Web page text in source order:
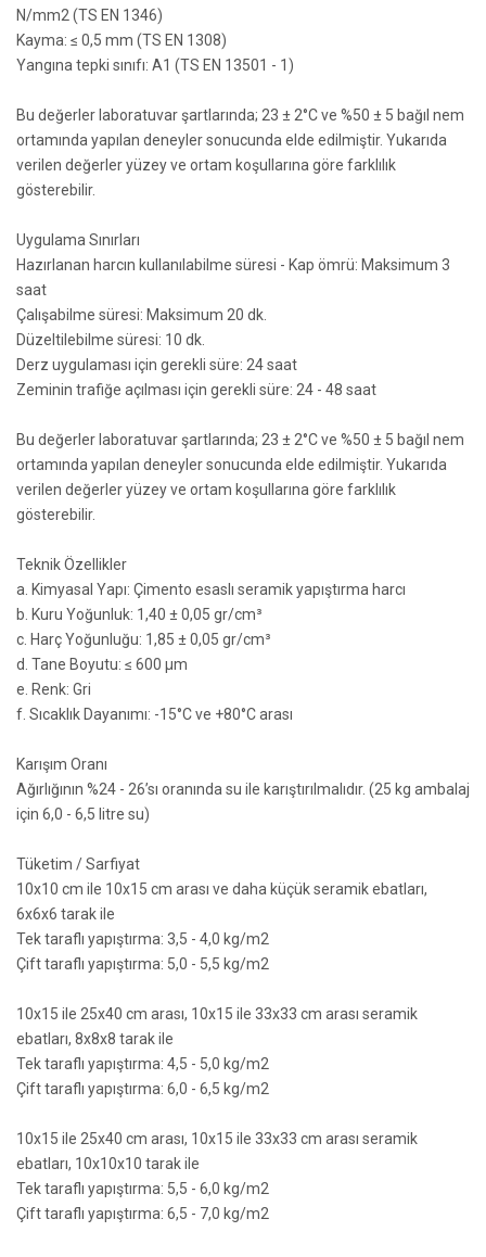
N/mm2 (TS EN 1346)
Kayma: ≤ 0,5 mm (TS EN 1308)
Yangına tepki sınıfı: A1 (TS EN 13501 - 1)
Bu değerler laboratuvar şartlarında; 23 ± 2°C ve %50 ± 5 bağıl nem
ortamında yapılan deneyler sonucunda elde edilmiştir. Yukarıda
verilen değerler yüzey ve ortam koşullarına göre farklılık
gösterebilir.
Uygulama Sınırları
Hazırlanan harcın kullanılabilme süresi - Kap ömrü: Maksimum 3
saat
Çalışabilme süresi: Maksimum 20 dk.
Düzeltilebilme süresi: 10 dk.
Derz uygulaması için gerekli süre: 24 saat
Zeminin trafiğe açılması için gerekli süre: 24 - 48 saat
Bu değerler laboratuvar şartlarında; 23 ± 2°C ve %50 ± 5 bağıl nem
ortamında yapılan deneyler sonucunda elde edilmiştir. Yukarıda
verilen değerler yüzey ve ortam koşullarına göre farklılık
gösterebilir.
Teknik Özellikler
a. Kimyasal Yapı: Çimento esaslı seramik yapıştırma harcı
b. Kuru Yoğunluk: 1,40 ± 0,05 gr/cm³
c. Harç Yoğunluğu: 1,85 ± 0,05 gr/cm³
d. Tane Boyutu: ≤ 600 µm
e. Renk: Gri
f. Sıcaklık Dayanımı: -15°C ve +80°C arası
Karışım Oranı
Ağırlığının %24 - 26’sı oranında su ile karıştırılmalıdır. (25 kg ambalaj
için 6,0 - 6,5 litre su)
Tüketim / Sarfiyat
10x10 cm ile 10x15 cm arası ve daha küçük seramik ebatları,
6x6x6 tarak ile
Tek taraflı yapıştırma: 3,5 - 4,0 kg/m2
Çift taraflı yapıştırma: 5,0 - 5,5 kg/m2
10x15 ile 25x40 cm arası, 10x15 ile 33x33 cm arası seramik
ebatları, 8x8x8 tarak ile
Tek taraflı yapıştırma: 4,5 - 5,0 kg/m2
Çift taraflı yapıştırma: 6,0 - 6,5 kg/m2
10x15 ile 25x40 cm arası, 10x15 ile 33x33 cm arası seramik
ebatları, 10x10x10 tarak ile
Tek taraflı yapıştırma: 5,5 - 6,0 kg/m2
Çift taraflı yapıştırma: 6,5 - 7,0 kg/m2